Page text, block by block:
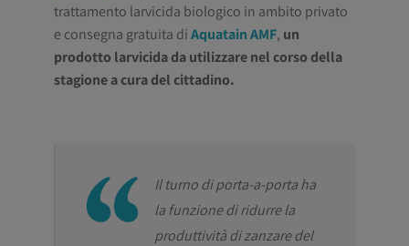
trattamento larvicida biologico in ambito privato
e consegna gratuita diAquatain AMF, un
prodotto larvicida da utilizzare nel corso della
stagione a cura del cittadino.
Il turno di porta-a-porta ha
la funzione di ridurre la
produttività di zanzare del